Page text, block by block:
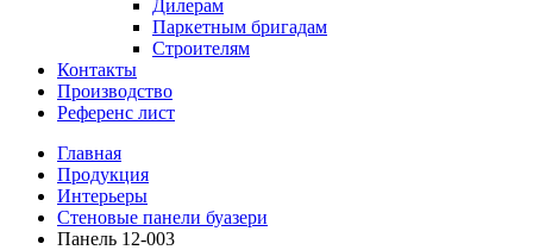
Дилерам
Паркетным бригадам
Строителям
Контакты
Производство
Референс лист
Главная
Продукция
Интерьеры
Стеновые панели буазери
Панель 12-003